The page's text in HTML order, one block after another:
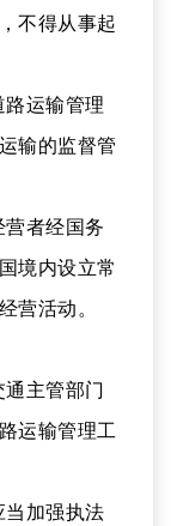
不得从事起
运输管理
输的监督管
者经国务
境内设立常
营活动。
主管部门
运输管理工
加强执法